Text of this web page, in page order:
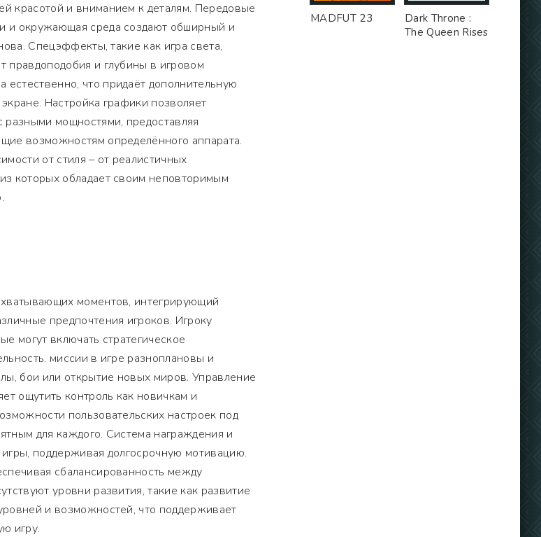
красотой и вниманием к деталям. Передовые
и окружающая среда создают обширный и
Спецэффекты, такие как игра света,
правдоподобия и глубины в игровом
что придаёт дополнительную
Настройка графики позволяет
разными мощностями, предоставляя
возможностям определённого аппарата.
от стиля – от реалистичных
которых обладает своим неповторимым
моментов, интегрирующий
предпочтения игроков. Игроку
могут включать стратегическое
миссии в игре разноплановы и
бои или открытие новых миров. Управление
ощутить контроль как новичкам и
пользовательских настроек под
для каждого. Система награждения и
поддерживая долгосрочную мотивацию.
сбалансированность между
уровни развития, такие как развитие
и возможностей, что поддерживает
игру.
MADFUT 23
Dark Throne :
The Queen Rises